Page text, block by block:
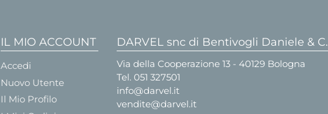
IL MIO ACCOUNT
Accedi
Nuovo Utente
Il Mio Profilo
DARVEL snc di Bentivogli Daniele & C.
Via della Cooperazione 13 - 40129 Bologna
Tel. 051 327501
info@darvel.it
vendite@darvel.it